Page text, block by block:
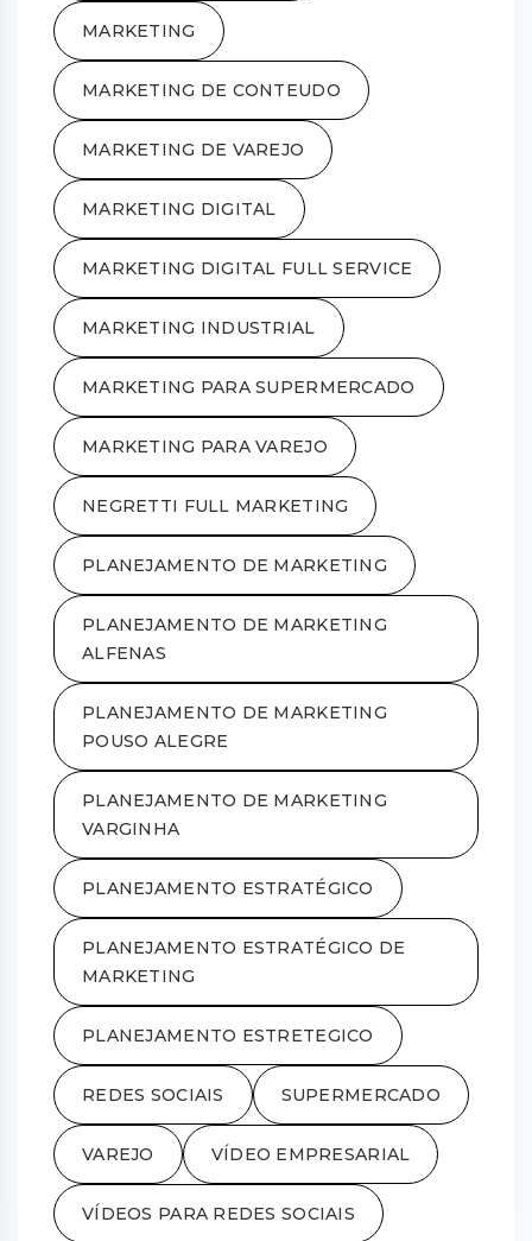
MARKETING
MARKETING DE CONTEUDO
MARKETING DE VAREJO
MARKETING DIGITAL
MARKETING DIGITAL FULL SERVICE
MARKETING INDUSTRIAL
MARKETING PARA SUPERMERCADO
MARKETING PARA VAREJO
NEGRETTI FULL MARKETING
PLANEJAMENTO DE MARKETING
PLANEJAMENTO DE MARKETING
ALFENAS
PLANEJAMENTO DE MARKETING
POUSO ALEGRE
PLANEJAMENTO DE MARKETING
VARGINHA
PLANEJAMENTO ESTRATÉGICO
PLANEJAMENTO ESTRATÉGICO DE
MARKETING
PLANEJAMENTO ESTRETEGICO
REDES SOCIAIS SUPERMERCADO
VAREJO VÍDEO EMPRESARIAL
VÍDEOS PARA REDES SOCIAIS